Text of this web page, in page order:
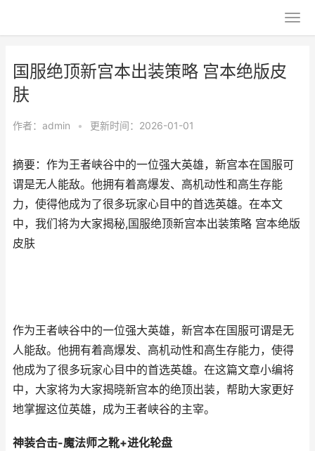
国服绝顶新宫本出装策略 宫本绝版皮
肤
作者： admin • 更新时间：2026-01-01
摘要：作为王者峡谷中的一位强大英雄，新宫本在国服可
谓是无人能敌。他拥有着高爆发、高机动性和高生存能
力，使得他成为了很多玩家心目中的首选英雄。在本文
中，我们将为大家揭秘,国服绝顶新宫本出装策略 宫本绝版
皮肤
作为王者峡谷中的一位强大英雄，新宫本在国服可谓是无
人能敌。他拥有着高爆发、高机动性和高生存能力，使得
他成为了很多玩家心目中的首选英雄。在这篇文章小编将
中，大家将为大家揭晓新宫本的绝顶出装，帮助大家更好
地掌握这位英雄，成为王者峡谷的主宰。
神装合击-魔法师之靴+进化轮盘